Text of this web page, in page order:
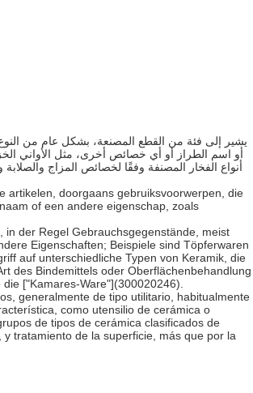
أو اسم الطراز أو أي خصائص أخرى، مثل الأواني
أنواع الفخار المصنفة وفقًا لخصائص المزاج
artikelen, doorgaans gebruiksvoorwerpen, die
of een andere eigenschap, zoals
in der Regel Gebrauchsgegenstände, meist
Eigenschaften; Beispiele sind Töpferwaren
auf unterschiedliche Typen von Keramik, die
des Bindemittels oder Oberflächenbehandlung
["Kamares-Ware"](300020246).
generalmente de tipo utilitario, habitualmente
como utensilio de cerámica o
de tipos de cerámica clasificados de
tratamiento de la superficie, más que por la